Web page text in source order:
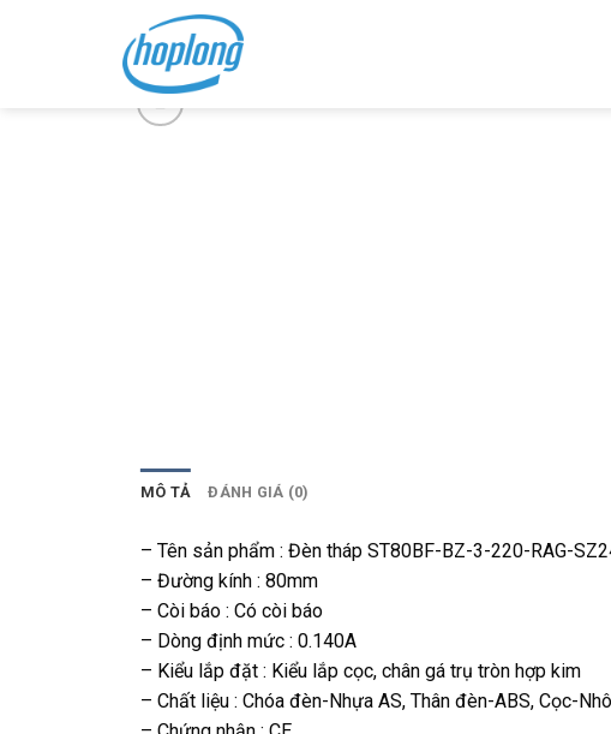
MÔ TẢ ĐÁNH GIÁ (0)
– Tên sản phẩm : Đèn tháp ST80BF-BZ-3-220-RAG-
– Đường kính : 80mm
– Còi báo : Có còi báo
– Dòng định mức : 0.140A
– Kiểu lắp đặt : Kiểu lắp cọc, chân gá trụ tròn hợp kim
– Chất liệu : Chóa đèn-Nhựa AS, Thân đèn-ABS, Cọc-